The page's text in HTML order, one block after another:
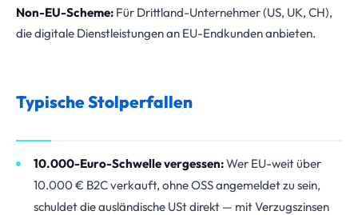
Non-EU-Scheme: Für Drittland-Unternehmer (US, UK, CH),
die digitale Dienstleistungen an EU-Endkunden anbieten.
Typische Stolperfallen
10.000-Euro-Schwelle vergessen:Wer EU-weit über
10.000 € B2C verkauft, ohne OSS angemeldet zu sein,
schuldet die ausländische USt direkt — mit Verzugszinsen